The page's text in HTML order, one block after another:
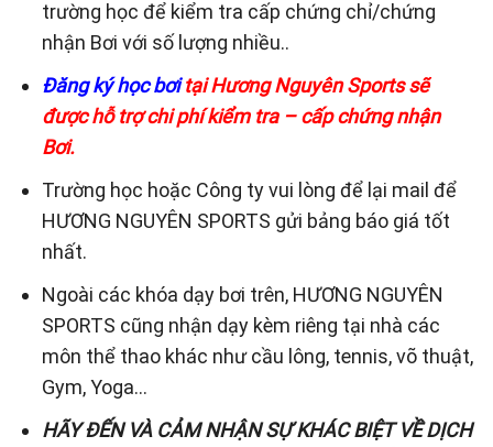
trường học để kiểm tra cấp chứng chỉ/chứng
nhận Bơi với số lượng nhiều..
Đăng ký học bơitại Hương Nguyên Sports sẽ
được hỗ trợ chi phí kiểm tra – cấp chứng nhận
Bơi.
Trường học hoặc Công ty vui lòng để lại mail để
HƯƠNG NGUYÊN SPORTS gửi bảng báo giá tốt
nhất.
Ngoài các khóa dạy bơi trên, HƯƠNG NGUYÊN
SPORTS cũng nhận dạy kèm riêng tại nhà các
môn thể thao khác như cầu lông, tennis, võ thuật,
Gym, Yoga…
HÃY ĐẾN VÀ CẢM NHẬN SỰ KHÁC BIỆT VỀ DỊCH